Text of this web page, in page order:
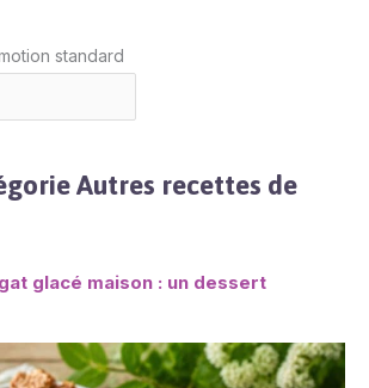
Autres recettes de
glacé maison : un dessert